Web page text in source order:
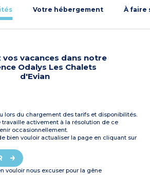
Votre hébergement À faire
vos vacances dans notre
Odalys Les Chalets
d'Evian
lors du chargement des tarifs et disponibilités.
activement à la résolution de ce
occasionnellement.
bien vouloir actualiser la page en cliquant sur
vouloir nous excuser pour la gêne